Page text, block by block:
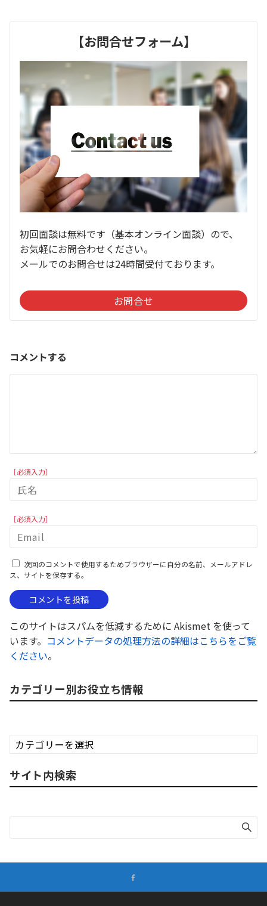
【お問合せフォーム】
初回面談は無料です（基本オンライン面談）ので、
お気軽にお問合わせください。
メールでのお問合せは24時間受付ております。
お問合せ
コメントする
［必須入力］
［必須入力］
次回のコメントで使用するためブラウザーに自分の名前、メールアドレ
ス、サイトを保存する。
このサイトはスパムを低減するために Akismet を使って
います。 コメントデータの処理方法の詳細はこちらをご覧
ください。
カテゴリー別お役立ち情報
カ
テ
リ
ー
お
立
サイト内検索